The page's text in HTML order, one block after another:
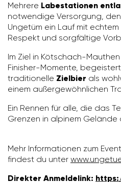
Mehrere Labe­sta­tionen
notwen­dige Versor­gung,
Ungetüm ein Lauf mit
Respekt und sorg­fäl­tige
Im Ziel in Kötschach-
Finisher-Momente,
tradi­tio­nelle Ziel­bier als
einem außer­ge­wöhn­li­chen
Ein Rennen für alle, die das
Grenzen in alpinem
Mehr Infor­ma­tionen zum
findest du unter
Direkter Anmel­de­link: